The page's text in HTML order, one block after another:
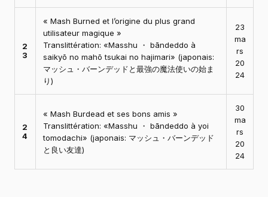
2
3
« Mash Burned et l’origine du plus grand
utilisateur magique »
Translittération: «Masshu ・ bāndeddo à
saikyō no mahō tsukai no hajimari» (japonais:
マッシュ・バーンデッドと最強の魔法使いの始ま
り)
23
ma
rs
20
24
2
4
« Mash Burdead et ses bons amis »
Translittération: «Masshu ・ bāndeddo à yoi
tomodachi» (japonais: マッシュ・バーンデッド
と良い友達)
30
ma
rs
20
24